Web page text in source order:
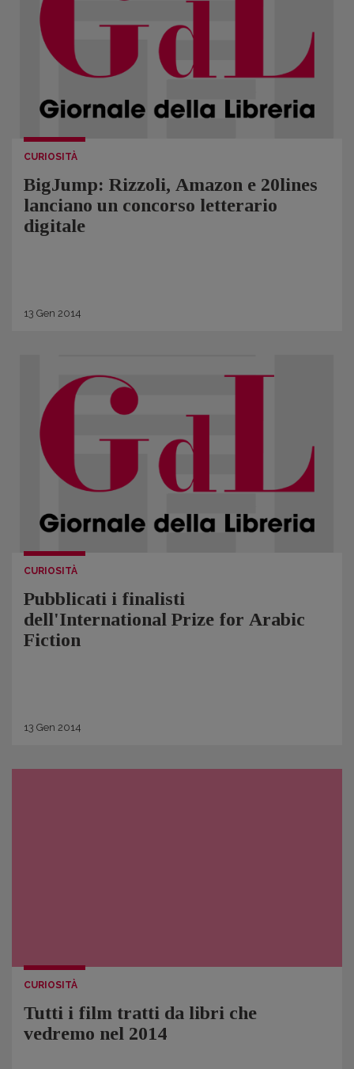
CURIOSITÀ
BigJump: Rizzoli, Amazon e 20lines
lanciano un concorso letterario
digitale
13 Gen 2014
CURIOSITÀ
Pubblicati i finalisti
dell'International Prize for Arabic
Fiction
13 Gen 2014
CURIOSITÀ
Tutti i film tratti da libri che
vedremo nel 2014